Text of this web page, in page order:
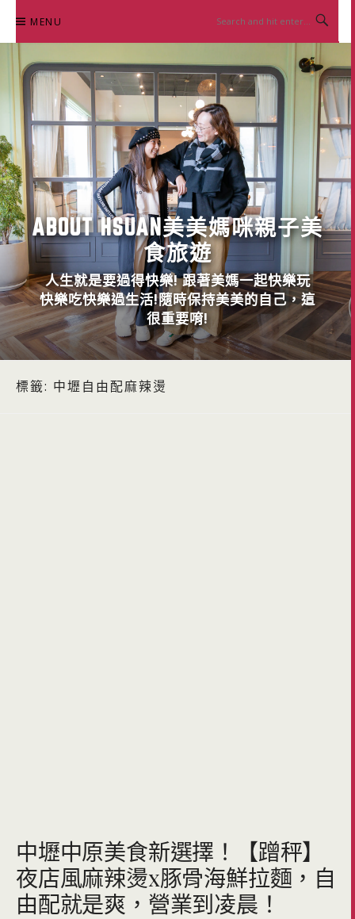
content
MENU
ABOUT HSUAN美美媽咪親子美
食旅遊
人生就是要過得快樂! 跟著美媽一起快樂玩
快樂吃快樂過生活!隨時保持美美的自己，這
很重要唷!
標籤: 中壢自由配麻辣燙
中壢中原美食新選擇！【蹭秤】
夜店風麻辣燙x豚骨海鮮拉麵，自
由配就是爽，營業到凌晨！